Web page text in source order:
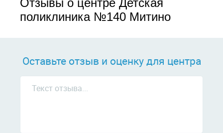
Отзывы о центре Детская
поликлиника №140 Митино
Оставьте отзыв и оценку для центра